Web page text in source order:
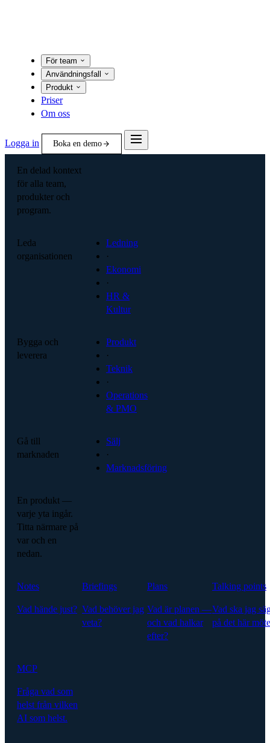
För team
Användningsfall
Produkt
Priser
Om oss
Logga in Boka en demo
En delad kontext
för alla team,
produkter och
program.
Leda
organisationen
Ledning
·
Ekonomi
·
HR &
Kultur
Bygga och
leverera
Produkt
·
Teknik
·
Operations
& PMO
Gå till
marknaden
Sälj
·
Marknadsföring
En produkt —
varje yta ingår.
Titta närmare på
var och en
nedan.
Notes
Vad hände just?
Briefings
Vad behöver jag
veta?
Plans
Vad är planen —
och vad halkar
efter?
Talking points
Vad ska jag
på det här
MCP
Fråga vad som
helst från vilken
AI som helst.